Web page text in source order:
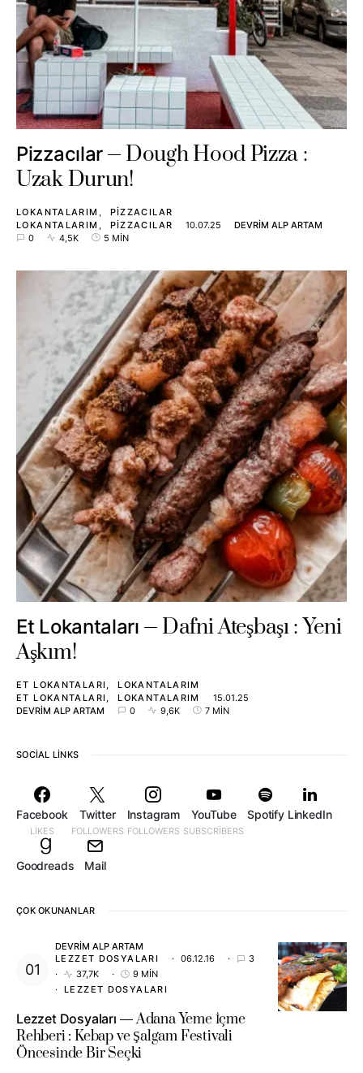
Pizzacılar
Dough Hood Pizza :
Uzak Durun!
LOKANTALARIM
PIZZACILAR
LOKANTALARIM
PIZZACILAR 10.07.25
DEVRIM ALP ARTAM
0
4,5K 5 MIN
Et Lokantaları
Dafni Ateşbaşı : Yeni
Aşkım!
ET LOKANTALARI
LOKANTALARIM
ET LOKANTALARI
LOKANTALARIM
15.01.25
DEVRIM ALP ARTAM
0 9,6K 7 MIN
SOCIAL LINKS
Facebook
LIKES
Twitter
FOLLOWERS
Instagram
FOLLOWERS
YouTube
SUBSCRIBERS
Spotify LinkedIn
Goodreads Mail
ÇOK OKUNANLAR
DEVRIM ALP ARTAM
LEZZET DOSYALARI
06.12.16
3
37,7K
9 MIN
LEZZET DOSYALARI
Lezzet Dosyaları
Adana Yeme İçme
Rehberi : Kebap ve Şalgam Festivali
Öncesinde Bir Seçki